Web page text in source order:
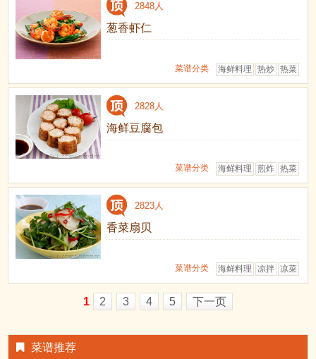
2848人
葱香虾仁
热菜
热炒
海鲜料理
菜谱分类
2828人
海鲜豆腐包
热菜
煎炸
海鲜料理
菜谱分类
2823人
香菜扇贝
凉菜
凉拌
海鲜料理
菜谱分类
1 2 3 4 5 下一页
菜谱推荐